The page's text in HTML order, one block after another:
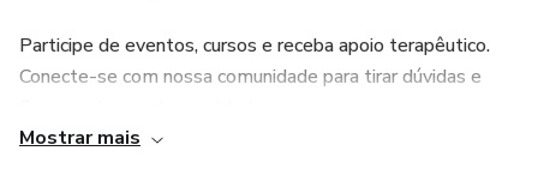
Participe de eventos, cursos e receba apoio terapêutico.
Conecte-se com nossa comunidade para tirar dúvidas e
Mostrar mais